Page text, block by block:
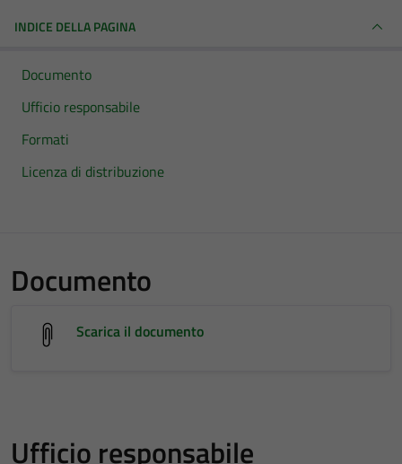
INDICE DELLA PAGINA
Documento
Ufficio responsabile
Formati
Licenza di distribuzione
Documento
Scarica il documento
Ufficio responsabile